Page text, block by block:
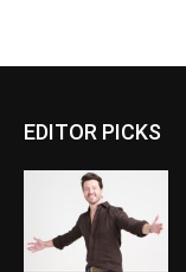
EDITOR PICKS